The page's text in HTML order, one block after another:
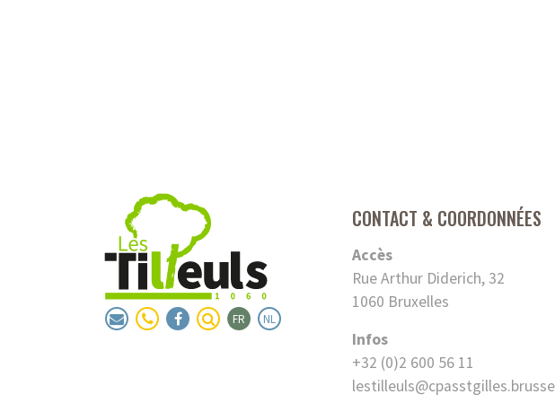
FR NL
CONTACT & COORDONNÉES
Accès
Rue Arthur Diderich, 32
1060 Bruxelles
Infos
+32 (0)2 600 56 11
lestilleuls@